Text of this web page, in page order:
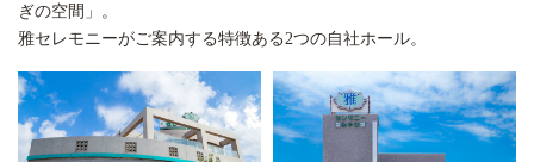
ぎの空間」。
雅セレモニーがご案内する特徴ある2つの自社ホール。